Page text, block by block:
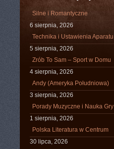
Silne i Romantyczne
6 sierpnia, 2026
Technika i Ustawienia Aparatu
5 sierpnia, 2026
Zrób To Sam – Sport w Domu
4 sierpnia, 2026
Andy (Ameryka Południowa)
3 sierpnia, 2026
Porady Muzyczne i Nauka Gry
1 sierpnia, 2026
Polska Literatura w Centrum
30 lipca, 2026